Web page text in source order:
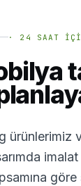
· 24 SAAT
ürünlerimiz